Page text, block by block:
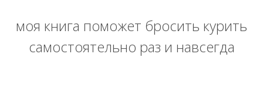
моя книга поможет бросить курить
самостоятельно раз и навсегда